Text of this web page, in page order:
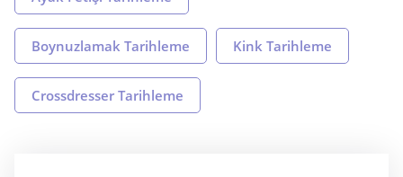
Boynuzlamak Tarihleme Kink Tarihleme
Crossdresser Tarihleme